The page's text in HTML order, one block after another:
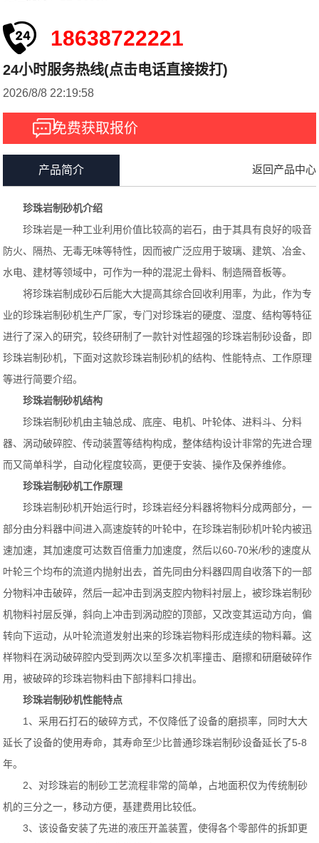
18638722221
24小时服务热线(点击电话直接拨打)
2026/8/8 22:19:58
免费获取报价
产品简介 返回产品中心
珍珠岩制砂机介绍
珍珠岩是一种工业利用价值比较高的岩石，由于其具有良好的吸音
防火、隔热、无毒无味等特性，因而被广泛应用于玻璃、建筑、冶金、
水电、建材等领域中，可作为一种的混泥土骨料、制造隔音板等。
将珍珠岩制成砂石后能大大提高其综合回收利用率，为此，作为专
业的珍珠岩制砂机生产厂家，专门对珍珠岩的硬度、湿度、结构等特征
进行了深入的研究，较终研制了一款针对性超强的珍珠岩制砂设备，即
珍珠岩制砂机，下面对这款珍珠岩制砂机的结构、性能特点、工作原理
等进行简要介绍。
珍珠岩制砂机结构
珍珠岩制砂机由主轴总成、底座、电机、叶轮体、进料斗、分料
器、涡动破碎腔、传动装置等结构构成，整体结构设计非常的先进合理
而又简单科学，自动化程度较高，更便于安装、操作及保养维修。
珍珠岩制砂机工作原理
珍珠岩制砂机开始运行时，珍珠岩经分料器将物料分成两部分，一
部分由分料器中间进入高速旋转的叶轮中，在珍珠岩制砂机叶轮内被迅
速加速，其加速度可达数百倍重力加速度，然后以60-70米/秒的速度从
叶轮三个均布的流道内抛射出去，首先同由分料器四周自收落下的一部
分物料冲击破碎，然后一起冲击到涡支腔内物料衬层上，被珍珠岩制砂
机物料衬层反弹，斜向上冲击到涡动腔的顶部，又改变其运动方向，偏
转向下运动，从叶轮流道发射出来的珍珠岩物料形成连续的物料幕。这
样物料在涡动破碎腔内受到两次以至多次机率撞击、磨擦和研磨破碎作
用，被破碎的珍珠岩物料由下部排料口排出。
珍珠岩制砂机性能特点
1、采用石打石的破碎方式，不仅降低了设备的磨损率，同时大大
延长了设备的使用寿命，其寿命至少比普通珍珠岩制砂设备延长了5-8
年。
2、对珍珠岩的制砂工艺流程非常的简单，占地面积仅为传统制砂
机的三分之一，移动方便，基建费用比较低。
3、该设备安装了先进的液压开盖装置，使得各个零部件的拆卸更